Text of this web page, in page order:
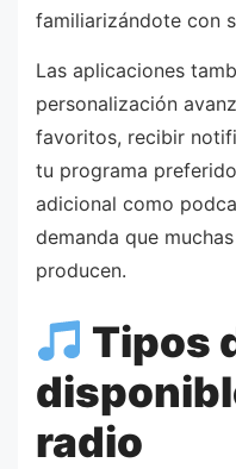
familiarizándote con
Las aplicaciones
personalización
favoritos, recibir
tu programa
adicional como
demanda que
producen.
Tipos
radio